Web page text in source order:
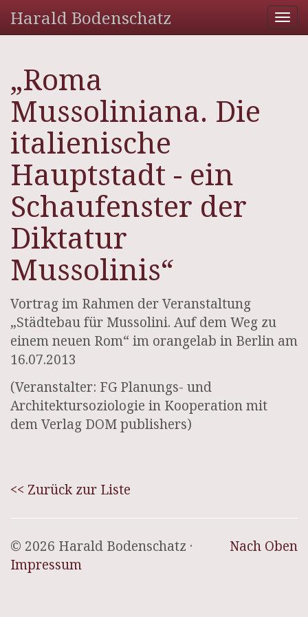
Harald Bodenschatz
„Roma
Mussoliniana. Die
italienische
Hauptstadt - ein
Schaufenster der
Diktatur
Mussolinis“
Vortrag im Rahmen der Veranstaltung
„Städtebau für Mussolini. Auf dem Weg zu
einem neuen Rom“ im orangelab in Berlin am
16.07.2013
(Veranstalter: FG Planungs- und
Architektursoziologie in Kooperation mit
dem Verlag DOM publishers)
<< Zurück zur Liste
Nach Oben
© 2026 Harald Bodenschatz ·
Impressum